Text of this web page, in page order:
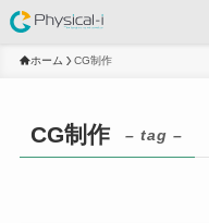
ホーム CG制作
CG制作 – tag –